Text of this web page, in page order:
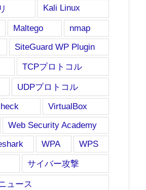
Kali Linux
Maltego
nmap
SiteGuard WP Plugin
TCPプロトコル
UDPプロトコル
VirtualBox
Web Security Academy
WPA
WPS
サイバー攻撃
ュース